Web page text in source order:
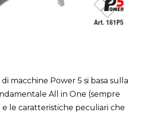
macchine Power 5 si basa sulla
All in One (sempre
e le caratteristiche peculiari che